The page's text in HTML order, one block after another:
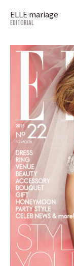
ELLE mariage
EDITORIAL